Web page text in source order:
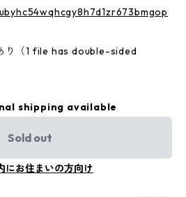
り（1 file has double-sided
shipping available
Sold out
にお住まいの方向け